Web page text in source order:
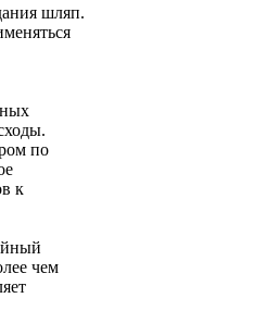
шляп.
по
к
чем